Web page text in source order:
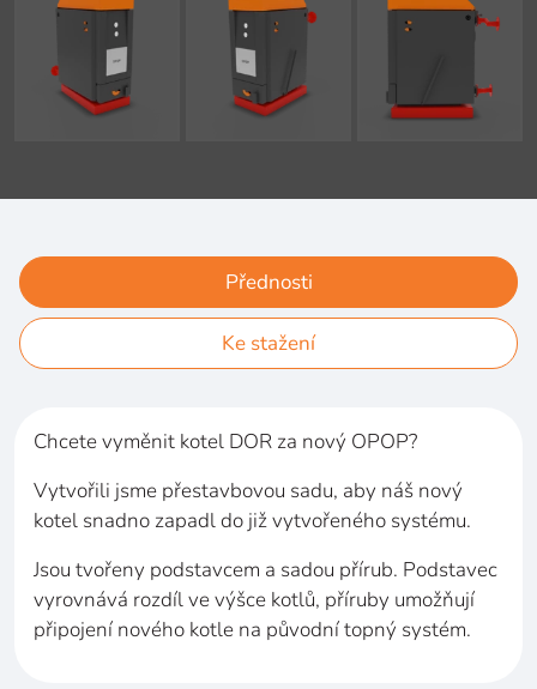
Přednosti
Ke stažení
Chcete vyměnit kotel DOR za nový OPOP?
Vytvořili jsme přestavbovou sadu, aby náš nový
kotel snadno zapadl do již vytvořeného systému.
Jsou tvořeny podstavcem a sadou přírub. Podstavec
vyrovnává rozdíl ve výšce kotlů, příruby umožňují
připojení nového kotle na původní topný systém.